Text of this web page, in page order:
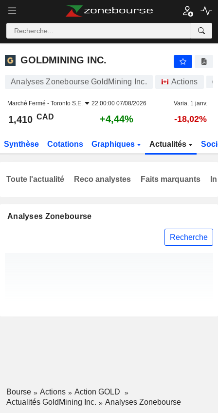
GOLDMINING INC.
GOLDMINING INC.
Analyses Zonebourse GoldMining Inc. Actions
Marché Fermé - Toronto S.E. 22:00:00 07/08/2026 Varia. 1 janv.
1,410 CAD +4,44% -18,02%
Synthèse Cotations Graphiques Actualités
Analyses Zonebourse
Recherche
Toute l'actualité Reco analystes Faits marquants
Bourse Actions
Action GOLD
Actualités GoldMining Inc.
Analyses Zonebourse